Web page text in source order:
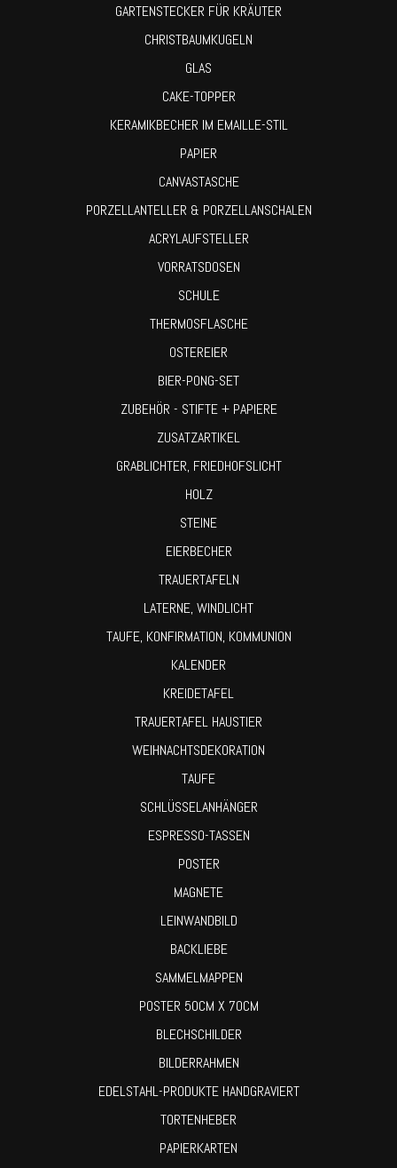
GARTENSTECKER FÜR KRÄUTER
CHRISTBAUMKUGELN
GLAS
CAKE-TOPPER
KERAMIKBECHER IM EMAILLE-STIL
PAPIER
CANVASTASCHE
PORZELLANTELLER & PORZELLANSCHALEN
ACRYLAUFSTELLER
VORRATSDOSEN
SCHULE
THERMOSFLASCHE
OSTEREIER
BIER-PONG-SET
ZUBEHÖR - STIFTE + PAPIERE
ZUSATZARTIKEL
GRABLICHTER, FRIEDHOFSLICHT
HOLZ
STEINE
EIERBECHER
TRAUERTAFELN
LATERNE, WINDLICHT
TAUFE, KONFIRMATION, KOMMUNION
KALENDER
KREIDETAFEL
TRAUERTAFEL HAUSTIER
WEIHNACHTSDEKORATION
TAUFE
SCHLÜSSELANHÄNGER
ESPRESSO-TASSEN
POSTER
MAGNETE
LEINWANDBILD
BACKLIEBE
SAMMELMAPPEN
POSTER 50CM X 70CM
BLECHSCHILDER
BILDERRAHMEN
EDELSTAHL-PRODUKTE HANDGRAVIERT
TORTENHEBER
PAPIERKARTEN